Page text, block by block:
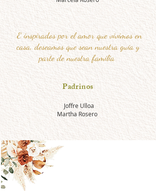
E inspirados por el amor que vivimos en
casa, deseamos que sean nuestra guía y
parte de nuestra familia
Padrinos
Joffre Ulloa
Martha Rosero